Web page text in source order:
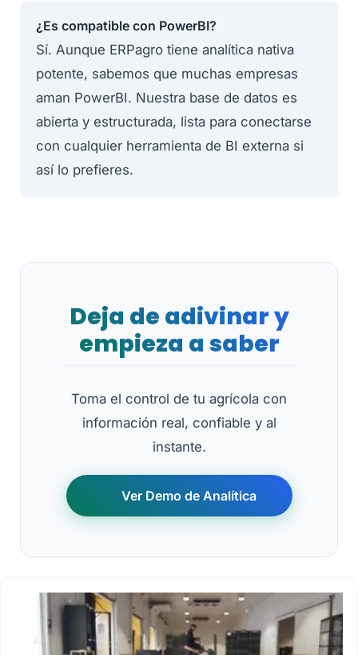
¿Es compatible con PowerBI?
Sí. Aunque ERPagro tiene analítica nativa
potente, sabemos que muchas empresas
aman PowerBI. Nuestra base de datos es
abierta y estructurada, lista para conectarse
con cualquier herramienta de BI externa si
así lo prefieres.
Deja de adivinar y
empieza a saber
Toma el control de tu agrícola con
información real, confiable y al
instante.
Ver Demo de Analítica